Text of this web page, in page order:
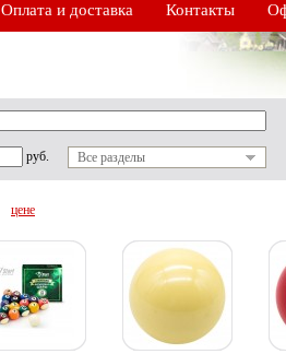
Оплата и доставка Контакты
руб. Все разделы
цене